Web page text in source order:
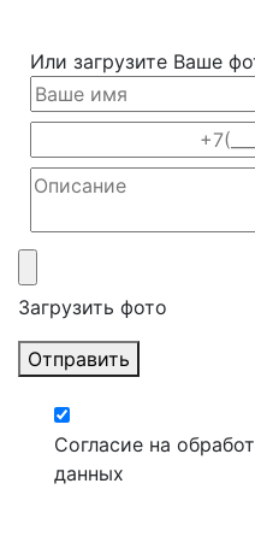
Или загрузите Ваше
Загрузить фото
Отправить
Согласие на
данных